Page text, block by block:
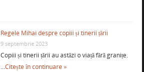
Regele Mihai despre copiii și tinerii țării
9 septembrie 2023
Copiii și tinerii țării au astăzi o viață fără granițe.
…Citește în continuare »